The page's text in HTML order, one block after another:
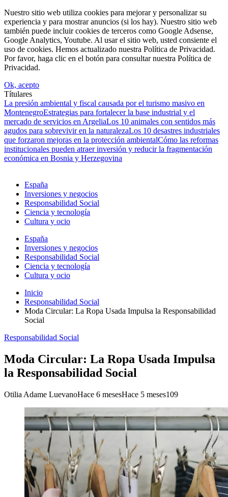
Nuestro sitio web utiliza cookies para mejorar y personalizar su
experiencia y para mostrar anuncios (si los hay). Nuestro sitio web
también puede incluir cookies de terceros como Google Adsense,
Google Analytics, Youtube. Al usar el sitio web, usted consiente el
uso de cookies. Hemos actualizado nuestra Política de Privacidad.
Por favor, haga clic en el botón para consultar nuestra Política de
Privacidad.
Ok, acepto
Títulares
La presión ambiental y fiscal causada por el turismo masivo en
MontenegroEstrategias para fortalecer la base industrial y el
mercado de servicios en ArgeliaLos 10 animales con sentidos más
agudos para sobrevivir en la naturalezaLos 10 desastres industriales
que forzaron mejoras en la protección ambientalCómo las reformas
institucionales pueden atraer inversión y reducir la fragmentación
económica en Bosnia y Herzegovina
España
Inversiones y negocios
Responsabilidad Social
Ciencia y tecnología
Cultura y ocio
España
Inversiones y negocios
Responsabilidad Social
Ciencia y tecnología
Cultura y ocio
Inicio
Responsabilidad Social
Moda Circular: La Ropa Usada Impulsa la Responsabilidad
Social
Responsabilidad Social
Moda Circular: La Ropa Usada Impulsa
la Responsabilidad Social
Otilia Adame LuevanoHace 6 mesesHace 5 meses109